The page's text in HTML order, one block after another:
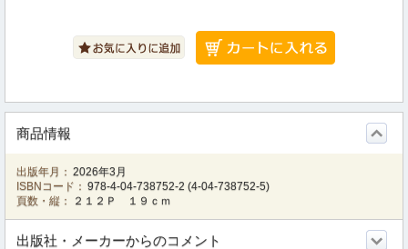
商品情報
出版年月： 2026年3月
ISBNコード： 978-4-04-738752-2 (4-04-738752-5)
頁数・縦：
２１２Ｐ １９ｃｍ
出版社・メーカーからのコメント